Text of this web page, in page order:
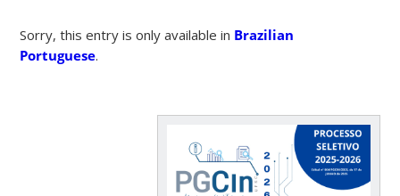
Sorry, this entry is only available in Brazilian
Portuguese.